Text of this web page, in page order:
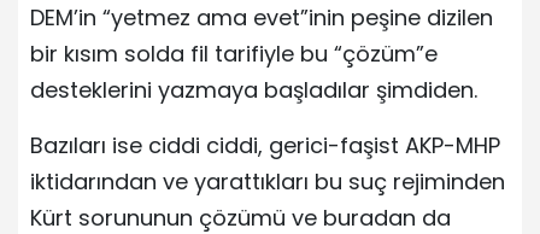
DEM’in “yetmez ama evet”inin peşine dizilen
bir kısım solda fil tarifiyle bu “çözüm”e
desteklerini yazmaya başladılar şimdiden.
Bazıları ise ciddi ciddi, gerici-faşist AKP-MHP
iktidarından ve yarattıkları bu suç rejiminden
Kürt sorununun çözümü ve buradan da